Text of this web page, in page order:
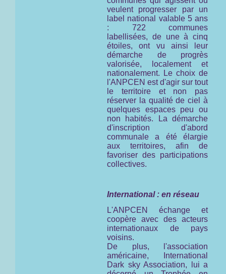
veulent progresser par un
label national valable 5 ans
: 722 communes
labellisées, de une à cinq
étoiles, ont vu ainsi leur
démarche de progrès
valorisée, localement et
nationalement. Le choix de
l'ANPCEN est d'agir sur tout
le territoire et non pas
réserver la qualité de ciel à
quelques espaces peu ou
non habités. La démarche
d'inscription d'abord
communale a été élargie
aux territoires, afin de
favoriser des participations
collectives.
International : en réseau
L'ANPCEN échange et
coopère avec des acteurs
internationaux de pays
voisins.
De plus, l'association
américaine,
International
Dark sky Association,
lui a